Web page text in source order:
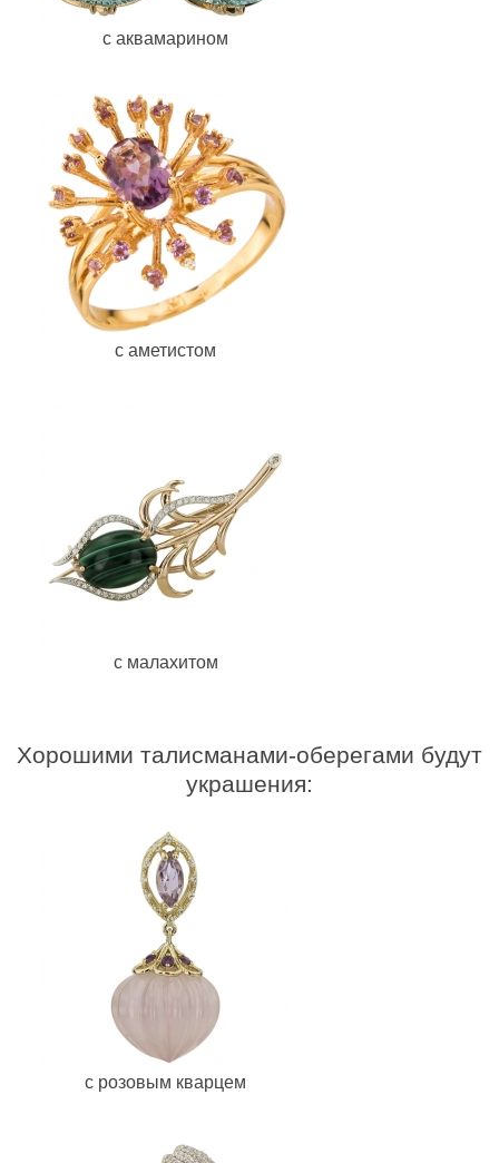
с аквамарином
с аметистом
с малахитом
Хорошими талисманами-оберегами будут
украшения:
с розовым кварцем